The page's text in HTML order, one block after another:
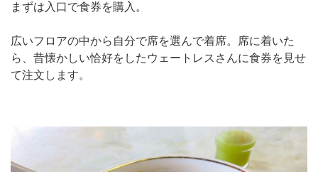
まずは入口で食券を購入。
広いフロアの中から自分で席を選んで着席。席に着いた
ら、昔懐かしい恰好をしたウェートレスさんに食券を見せ
て注文します。